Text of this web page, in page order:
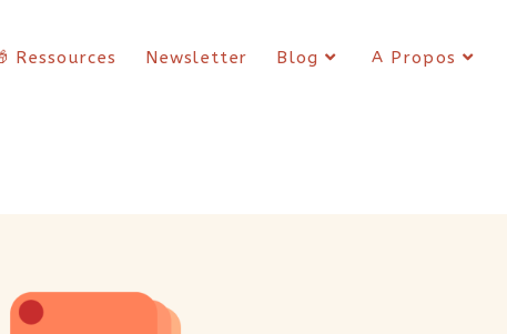
Ressources Newsletter Blog A Propos